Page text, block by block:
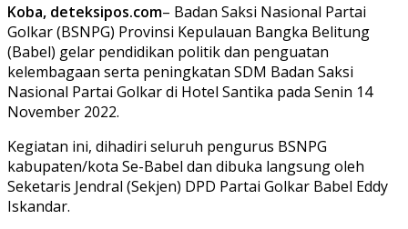
Koba, deteksipos.com– Badan Saksi Nasional Partai
Golkar (BSNPG) Provinsi Kepulauan Bangka Belitung
(Babel) gelar pendidikan politik dan penguatan
kelembagaan serta peningkatan SDM Badan Saksi
Nasional Partai Golkar di Hotel Santika pada Senin 14
November 2022.
Kegiatan ini, dihadiri seluruh pengurus BSNPG
kabupaten/kota Se-Babel dan dibuka langsung oleh
Seketaris Jendral (Sekjen) DPD Partai Golkar Babel Eddy
Iskandar.